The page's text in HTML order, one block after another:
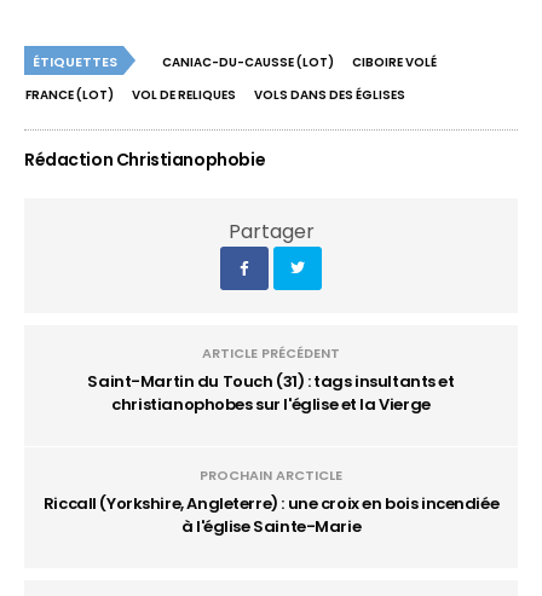
ÉTIQUETTES CANIAC-DU-CAUSSE (LOT)
CIBOIRE VOLÉ
FRANCE (LOT)
VOL DE RELIQUES VOLS DANS DES ÉGLISES
Rédaction Christianophobie
Partager
ARTICLE PRÉCÉDENT
Saint-Martin du Touch (31) : tags insultants et
christianophobes sur l'église et la Vierge
PROCHAIN ARCTICLE
Riccall (Yorkshire, Angleterre) : une croix en bois incendiée
à l'église Sainte-Marie